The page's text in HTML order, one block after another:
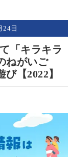
24日
「キラキラ
ねがいご
【2022】